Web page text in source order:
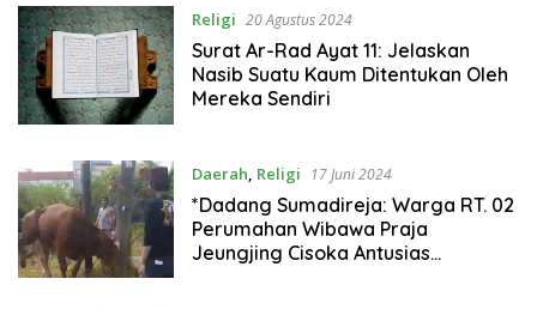
Religi 20 Agustus 2024
Surat Ar-Rad Ayat 11: Jelaskan
Nasib Suatu Kaum Ditentukan Oleh
Mereka Sendiri
Daerah Religi 17 Juni 2024
*Dadang Sumadireja: Warga RT. 02
Perumahan Wibawa Praja
Jeungjing Cisoka Antusias